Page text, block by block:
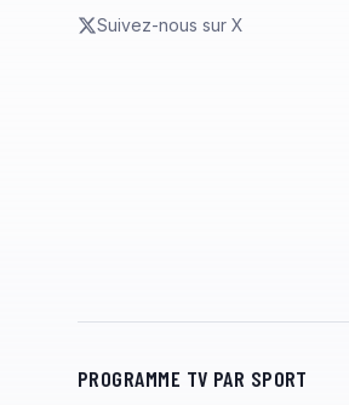
Suivez-nous sur X
PROGRAMME TV PAR SPORT